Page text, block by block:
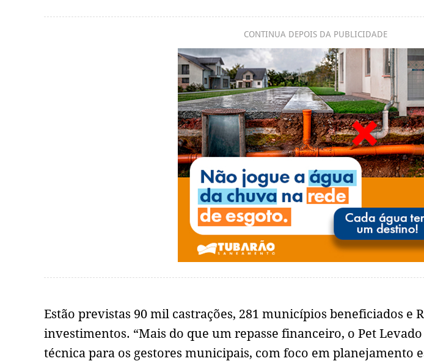
CONTINUA DEPOIS DA PUBLICIDADE
Estão previstas 90 mil castrações, 281 municípios beneficiados e
investimentos. “Mais do que um repasse financeiro, o Pet
técnica para os gestores municipais, com foco em planejamento